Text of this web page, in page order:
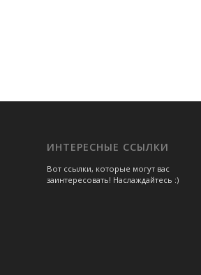
ИНТЕРЕСНЫЕ ССЫЛКИ
Вот ссылки, которые могут вас
заинтересовать! Наслаждайтесь :)